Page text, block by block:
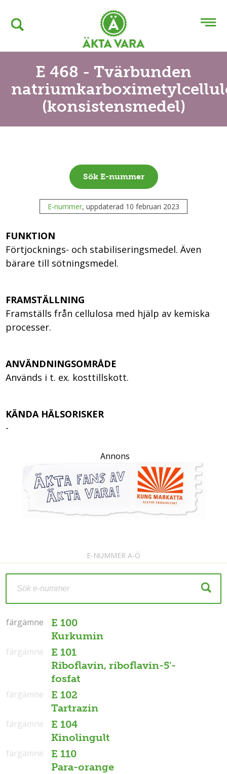
E 468 - Tvärbunden
(konsistensmedel)
Sök E-nummer
E-nummer, uppdaterad 10 februari 2023
FUNKTION
Förtjocknings- och stabiliseringsmedel. Även
bärare till sötningsmedel.
FRAMSTÄLLNING
Framställs från cellulosa med hjälp av kemiska
processer.
ANVÄNDNINGSOMRÅDE
Används i t. ex. kosttillskott.
KÄNDA HÄLSORISKER
-
Annons
E-NUMMER A-Ö
E 100
Kurkumin
färgämne
färgämne
E 101
Riboflavin, riboflavin-5'-
fosfat
färgämne
E 102
Tartrazin
färgämne
E 104
Kinolingult
färgämne
E 110
Para-orange
färgämne